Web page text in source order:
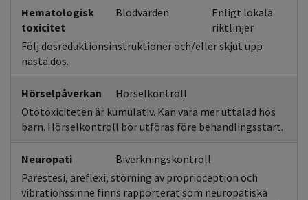
Hematologisk
toxicitet
Blodvärden
Enligt lokala
riktlinjer
Följ dosreduktionsinstruktioner och/eller skjut upp
nästa dos.
Hörselpåverkan
Hörselkontroll
Ototoxiciteten är kumulativ. Kan vara mer uttalad hos
barn. Hörselkontroll bör utföras före behandlingsstart.
Neuropati
Biverkningskontroll
Parestesi, areflexi, störning av proprioception och
vibrationssinne finns rapporterat som neuropatiska